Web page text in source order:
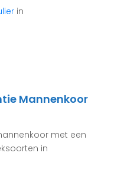
in
Mannenkoor
met een
in